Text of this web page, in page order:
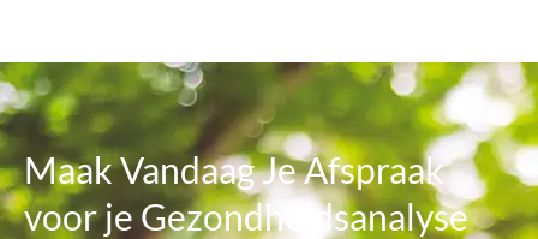
Maak Vandaag Je Afspraak
voor je Gezondheidsanalyse